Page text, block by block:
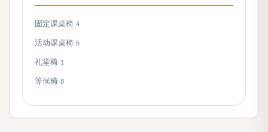
固定课桌椅 4
活动课桌椅 5
礼堂椅 1
等候椅 8